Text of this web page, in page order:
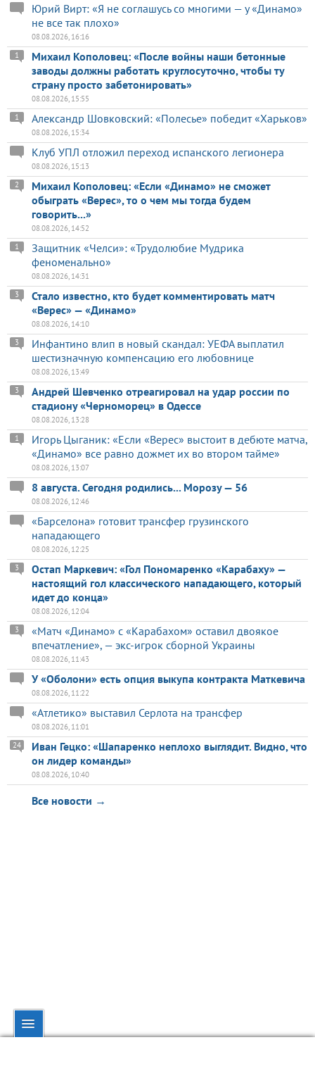
Юрий Вирт: «Я не соглашусь со многими — у «Динамо»
не все так плохо»
08.08.2026, 16:16
Михаил Кополовец: «После войны наши бетонные
заводы должны работать круглосуточно, чтобы ту
страну просто забетонировать»
1
08.08.2026, 15:55
Александр Шовковский: «Полесье» победит «Харьков»
1
08.08.2026, 15:34
Клуб УПЛ отложил переход испанского легионера
08.08.2026, 15:13
Михаил Кополовец: «Если «Динамо» не сможет
обыграть «Верес», то о чем мы тогда будем
говорить...»
2
08.08.2026, 14:52
Защитник «Челси»: «Трудолюбие Мудрика
феноменально»
1
08.08.2026, 14:31
Стало известно, кто будет комментировать матч
«Верес» — «Динамо»
3
08.08.2026, 14:10
Инфантино влип в новый скандал: УЕФА выплатил
шестизначную компенсацию его любовнице
3
08.08.2026, 13:49
Андрей Шевченко отреагировал на удар россии по
стадиону «Черноморец» в Одессе
3
08.08.2026, 13:28
Игорь Цыганик: «Если «Верес» выстоит в дебюте матча,
«Динамо» все равно дожмет их во втором тайме»
1
08.08.2026, 13:07
8 августа. Сегодня родились... Морозу — 56
08.08.2026, 12:46
«Барселона» готовит трансфер грузинского
нападающего
08.08.2026, 12:25
Остап Маркевич: «Гол Пономаренко «Карабаху» —
настоящий гол классического нападающего, который
идет до конца»
3
08.08.2026, 12:04
«Матч «Динамо» с «Карабахом» оставил двоякое
впечатление», — экс-игрок сборной Украины
3
08.08.2026, 11:43
У «Оболони» есть опция выкупа контракта Маткевича
08.08.2026, 11:22
«Атлетико» выставил Серлота на трансфер
08.08.2026, 11:01
Иван Гецко: «Шапаренко неплохо выглядит. Видно, что
он лидер команды»
24
08.08.2026, 10:40
Все новости →